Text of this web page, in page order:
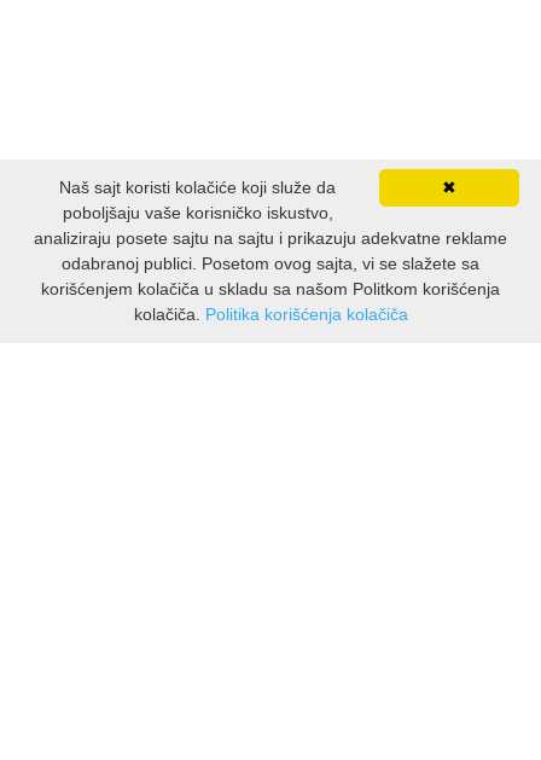
✖
Naš sajt koristi kolačiće koji služe da
poboljšaju vaše korisničko iskustvo,
analiziraju posete sajtu na sajtu i prikazuju adekvatne reklame
odabranoj publici. Posetom ovog sajta, vi se slažete sa
korišćenjem kolačiča u skladu sa našom Politkom korišćenja
kolačiča. Politika korišćenja kolačiča